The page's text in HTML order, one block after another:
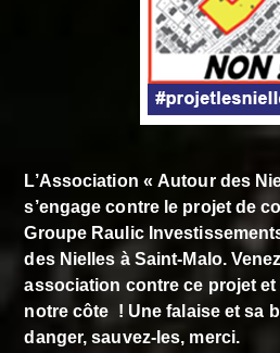
L’Association « Autour des
s’engage contre le projet de
Groupe Raulic
des Nielles à Saint-Malo.
association contre ce projet
notre côte ! Une falaise et sa
danger, sauvez-les, merci.